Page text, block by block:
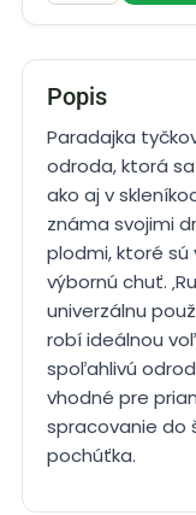
Popis
Paradajka
odroda, ktorá
ako aj v
známa svojimi
plodmi, ktoré sú
výbornú chuť.
univerzálnu
robí ideálnou
spoľahlivú
vhodné pre
spracovanie do
pochúťka.